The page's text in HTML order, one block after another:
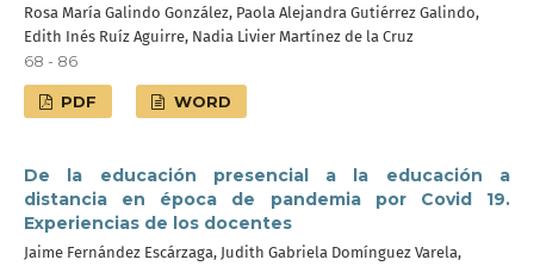
Rosa María Galindo González, Paola Alejandra Gutiérrez Galindo,
Edith Inés Ruíz Aguirre, Nadia Livier Martínez de la Cruz
68 - 86
PDF WORD
De la educación presencial a la educación a
distancia en época de pandemia por Covid 19.
Experiencias de los docentes
Jaime Fernández Escárzaga, Judith Gabriela Domínguez Varela,